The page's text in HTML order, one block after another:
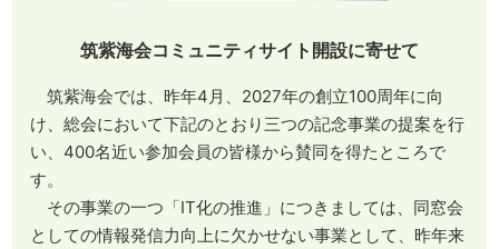
筑紫海会コミュニティサイト開設に寄せて
筑紫海会では、昨年4月、2027年の創立100周年に向
け、総会において下記のとおり三つの記念事業の提案を行
い、400名近い参加会員の皆様から賛同を得たところで
す。
その事業の一つ「IT化の推進」につきましては、同窓会
としての情報発信力向上に欠かせない事業として、昨年来